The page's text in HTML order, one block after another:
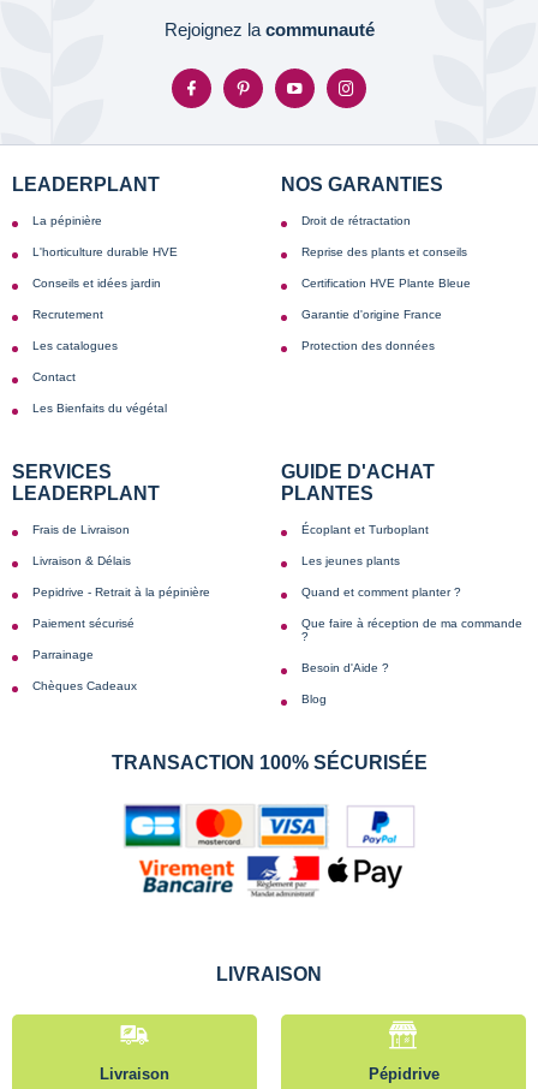
Rejoignez la communauté
LEADERPLANT
La pépinière
L'horticulture durable HVE
Conseils et idées jardin
Recrutement
Les catalogues
Contact
Les Bienfaits du végétal
NOS GARANTIES
Droit de rétractation
Reprise des plants et conseils
Certification HVE Plante Bleue
Garantie d'origine France
Protection des données
SERVICES
LEADERPLANT
Frais de Livraison
Livraison & Délais
Pepidrive - Retrait à la pépinière
Paiement sécurisé
Parrainage
Chèques Cadeaux
GUIDE D'ACHAT
PLANTES
Écoplant et Turboplant
Les jeunes plants
Quand et comment planter ?
Que faire à réception de ma commande
?
Besoin d'Aide ?
Blog
TRANSACTION 100% SÉCURISÉE
LIVRAISON
Livraison
Pépidrive